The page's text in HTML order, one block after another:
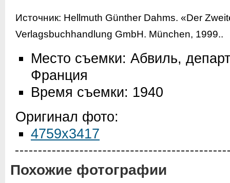
Источник: Hellmuth Günther Dahms. «Der
Verlagsbuchhandlung GmbH. München, 1999..
Место съемки: Абвиль,
Франция
Время съемки: 1940
Оригинал фото:
4759x3417
Похожие фотографии